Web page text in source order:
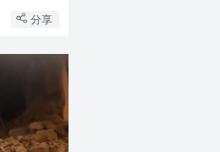
分享